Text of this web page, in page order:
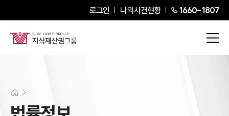
로그인 나의사건현황 1660-1807